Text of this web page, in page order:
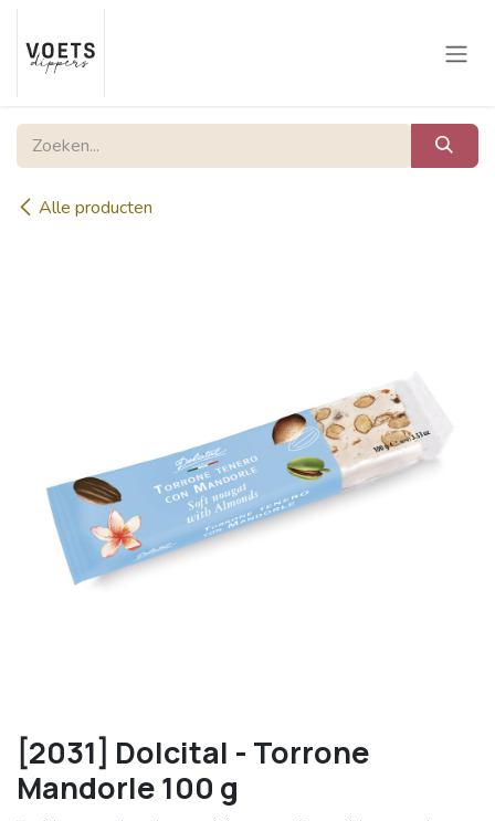
Overslaan naar inhoud
Alle producten
[2031] Dolcital - Torrone
Mandorle 100 g